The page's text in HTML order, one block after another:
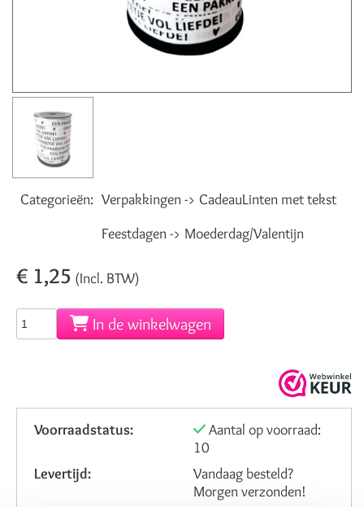
Categorieën: Verpakkingen -> CadeauLinten met tekst
Feestdagen -> Moederdag/Valentijn
€ 1,25 (Incl. BTW)
In de winkelwagen
Voorraadstatus:
Aantal op voorraad:
10
Levertijd:
Vandaag besteld?
Morgen verzonden!